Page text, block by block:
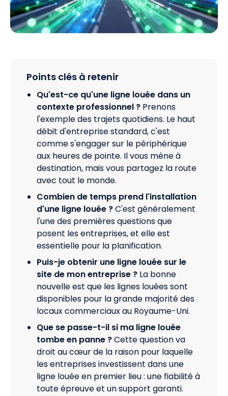
Points clés à retenir
Qu'est-ce qu'une ligne louée dans un
contexte professionnel ? Prenons
l'exemple des trajets quotidiens. Le haut
débit d'entreprise standard, c'est
comme s'engager sur le périphérique
aux heures de pointe. Il vous mène à
destination, mais vous partagez la route
avec tout le monde.
Combien de temps prend l'installation
d'une ligne louée ?C'est généralement
l'une des premières questions que
posent les entreprises, et elle est
essentielle pour la planification.
Puis-je obtenir une ligne louée sur le
site de mon entreprise ? La bonne
nouvelle est que les lignes louées sont
disponibles pour la grande majorité des
locaux commerciaux au Royaume-Uni.
Que se passe-t-il si ma ligne louée
tombe en panne ?Cette question va
droit au cœur de la raison pour laquelle
les entreprises investissent dans une
ligne louée en premier lieu : une fiabilité à
toute épreuve et un support garanti.